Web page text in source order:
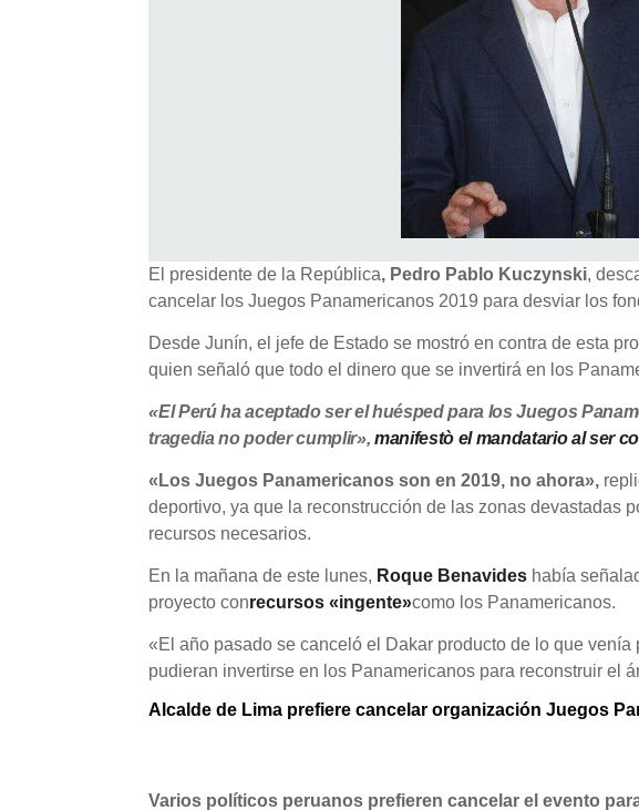
El presidente de la República, Pedro Pablo Kuczynski,
cancelar los Juegos Panamericanos 2019 para desviar los
Desde Junín, el jefe de Estado se mostró en contra de esta
quien señaló que todo el dinero que se invertirá en los
«El Perú ha aceptado ser el huésped para los Juegos
tragedia no poder cumplir», manifestò el mandatario al ser
«Los Juegos Panamericanos son en 2019, no ahora»,
deportivo, ya que la reconstrucción de las zonas devastadas
recursos necesarios.
En la mañana de este lunes, Roque Benavides había
proyecto conrecursos «ingente»como los Panamericanos.
«El año pasado se canceló el Dakar producto de lo que venía
pudieran invertirse en los Panamericanos para reconstruir el
Alcalde de Lima prefiere cancelar organización Juegos
Varios políticos peruanos prefieren cancelar el evento